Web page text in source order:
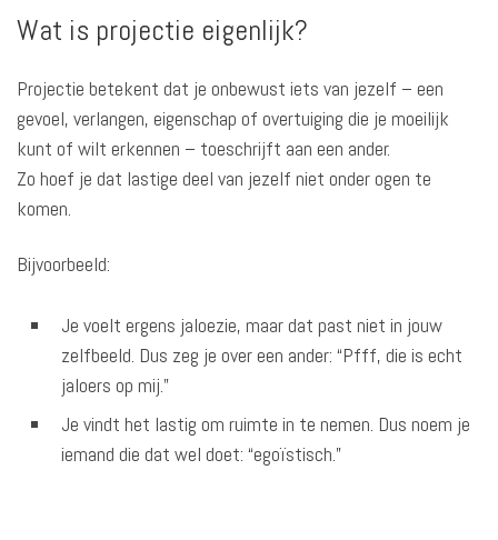
Wat is projectie eigenlijk?
Projectie betekent dat je onbewust iets van jezelf – een
gevoel, verlangen, eigenschap of overtuiging die je moeilijk
kunt of wilt erkennen – toeschrijft aan een ander.
Zo hoef je dat lastige deel van jezelf niet onder ogen te
komen.
Bijvoorbeeld:
Je voelt ergens jaloezie, maar dat past niet in jouw
zelfbeeld. Dus zeg je over een ander: “Pfff, die is echt
jaloers op mij.”
Je vindt het lastig om ruimte in te nemen. Dus noem je
iemand die dat wel doet: “egoïstisch.”